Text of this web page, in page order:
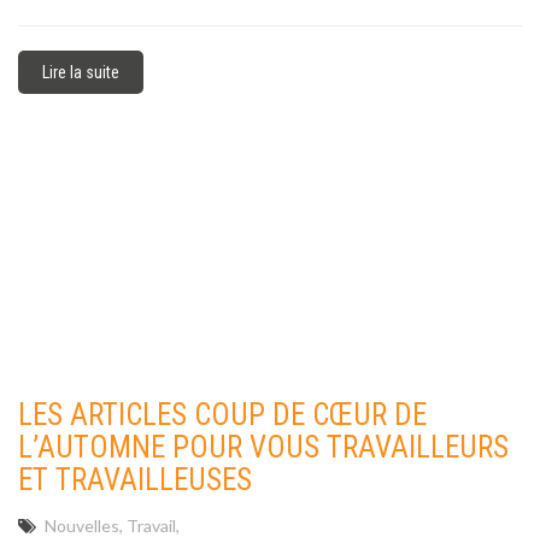
Lire la suite
LES ARTICLES COUP DE CŒUR DE
L’AUTOMNE POUR VOUS TRAVAILLEURS
ET TRAVAILLEUSES
Nouvelles Travail